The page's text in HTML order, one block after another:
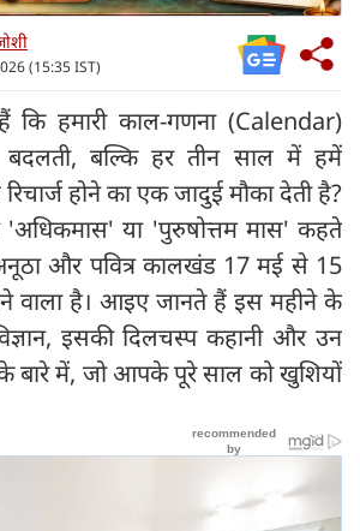
(15:35 IST)
हमारी काल-गणना (Calendar)
बदलती, बल्कि हर तीन साल में हमें
होने का एक जादुई मौका देती है?
'अधिकमास' या 'पुरुषोत्तम मास' कहते
और पवित्र कालखंड 17 मई से 15
वाला है। आइए जानते हैं इस महीने के
इसकी दिलचस्प कहानी और उन
के बारे में, जो आपके पूरे साल को खुशियों